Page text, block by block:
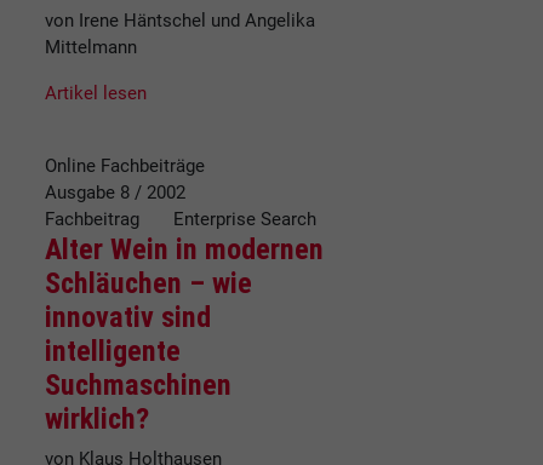
von Irene Häntschel und Angelika
Mittelmann
Artikel lesen
Online Fachbeiträge
Ausgabe 8 / 2002
Fachbeitrag Enterprise Search
Alter Wein in modernen
Schläuchen – wie
innovativ sind
intelligente
Suchmaschinen
wirklich?
von Klaus Holthausen